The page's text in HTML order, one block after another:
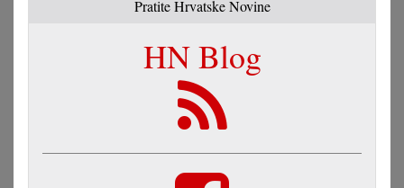
Pratite Hrvatske Novine
HN Blog